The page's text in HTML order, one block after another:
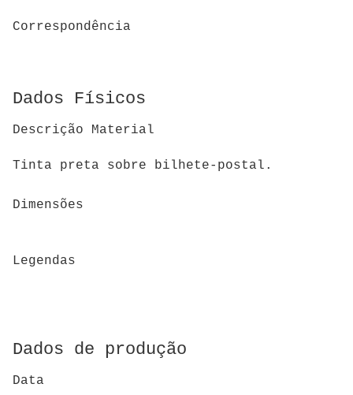
Correspondência
Dados Físicos
Descrição Material
Tinta preta sobre bilhete-postal.
Dimensões
Legendas
Dados de produção
Data